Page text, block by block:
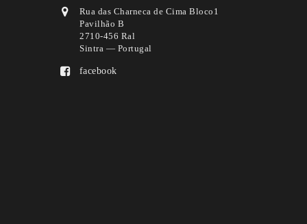
Rua das Charneca de Cima Bloco1
Pavilhão B
2710-456 Ral
Sintra — Portugal
facebook